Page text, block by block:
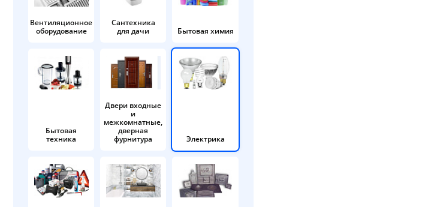
Вентиляционное
оборудование
Сантехника
для дачи
Бытовая химия
Бытовая
техника
Двери входные
и
межкомнатные,
дверная
фурнитура
Электрика